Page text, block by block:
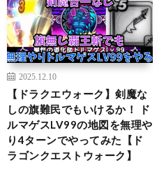
2025.12.10
【ドラクエウォーク】剣魔な
しの旗難民でもいけるか！ ド
ルマゲスLV99の地図を無理や
り4ターンでやってみた【ド
ラゴンクエストウォーク】